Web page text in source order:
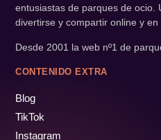
entusiastas de parques de ocio.
divertirse y compartir online y en
Desde 2001 la web nº1 de
CONTENIDO EXTRA
Blog
TikTok
Instagram